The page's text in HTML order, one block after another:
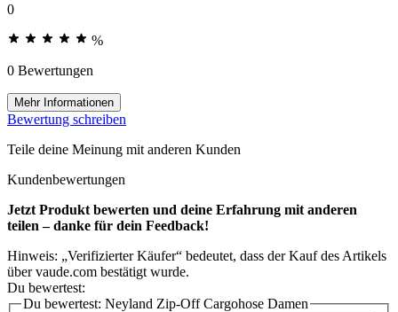
0
%
0 Bewertungen
Mehr Informationen
Bewertung schreiben
Teile deine Meinung mit anderen Kunden
Kundenbewertungen
Jetzt Produkt bewerten und deine Erfahrung mit anderen
teilen – danke für dein Feedback!
Hinweis: „Verifizierter Käufer“ bedeutet, dass der Kauf des Artikels
über vaude.com bestätigt wurde.
Du bewertest:
Du bewertest: Neyland Zip-Off Cargohose Damen